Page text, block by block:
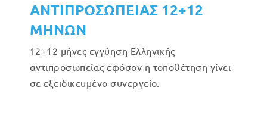
ΑΝΤΙΠΡΟΣΩΠΕΙΑΣ 12+12
ΜΗΝΩΝ
12+12 μήνες εγγύηση Ελληνικής
αντιπροσωπείας εφόσον η τοποθέτηση γίνει
σε εξειδικευμένο συνεργείο.